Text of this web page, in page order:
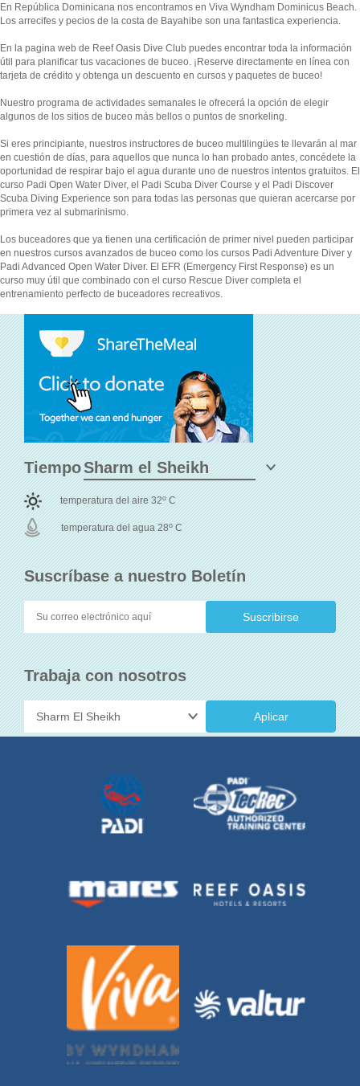
En República Dominicana nos encontramos en Viva Wyndham Dominicus Beach.
Los arrecifes y pecios de la costa de Bayahibe son una fantastica experiencia.
En la pagina web de Reef Oasis Dive Club puedes encontrar toda la información
útil para planificar tus vacaciones de buceo. ¡Reserve directamente en línea con
tarjeta de crédito y obtenga un descuento en cursos y paquetes de buceo!
Nuestro programa de actividades semanales le ofrecerá la opción de elegir
algunos de los sitios de buceo más bellos o puntos de snorkeling.
Si eres principiante, nuestros instructores de buceo multilingües te llevarán al mar
en cuestión de días, para aquellos que nunca lo han probado antes, concédete la
oportunidad de respirar bajo el agua durante uno de nuestros intentos gratuitos. El
curso Padi Open Water Diver, el Padi Scuba Diver Course y el Padi Discover
Scuba Diving Experience son para todas las personas que quieran acercarse por
primera vez al submarinismo.
Los buceadores que ya tienen una certificación de primer nivel pueden participar
en nuestros cursos avanzados de buceo como los cursos Padi Adventure Diver y
Padi Advanced Open Water Diver. El EFR (Emergency First Response) es un
curso muy útil que combinado con el curso Rescue Diver completa el
entrenamiento perfecto de buceadores recreativos.
Suscríbase a nuestro Boletín
Trabaja con nosotros
Aplicar
Tiempo
temperatura del aire 32o C
temperatura del agua 28o C